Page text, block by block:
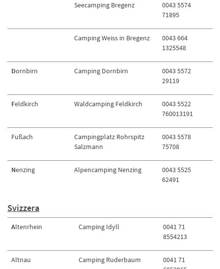
Seecamping Bregenz
0043 5574
71895
Camping Weiss in Bregenz
0043 664
1325548
Dornbirn Camping Dornbirn
0043 5572
29119
Feldkirch Waldcamping Feldkirch
0043 5522
760013191
Fußach
Campingplatz Rohrspitz
Salzmann
0043 5578
75708
Nenzing Alpencamping Nenzing
0043 5525
62491
Svizzera
Altenrhein Camping Idyll
0041 71
8554213
Altnau Camping Ruderbaum
0041 71